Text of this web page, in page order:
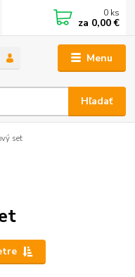
Menu
Hľadať
0 ks
za 0,00 €
set